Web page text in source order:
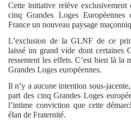
Cette initiative relève
cinq Grandes Loges
France un nouveau paysage
L’exclusion de la GLNF de ce
laissé un grand vide dont certaines
ressentent les effets. C’est bien là la
Grandes Loges européennes.
Il n’y a aucune intention sous-
part des cinq Grandes Loges
l’intime conviction que cette
élan de Fraternité.